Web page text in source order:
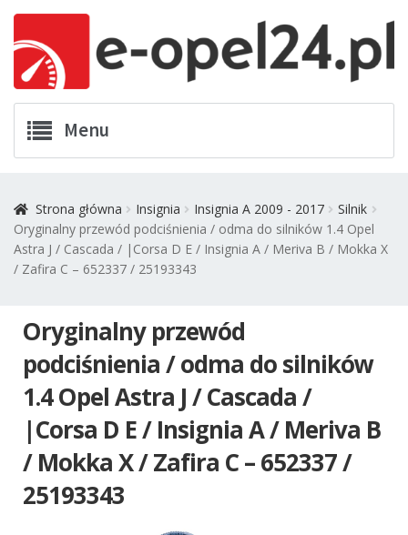
nawigacji
treści
Menu
Zamówienia
Koszyk
Promocje
Poradniki
Strona główna Insignia Insignia A 2009 - 2017
Silnik
Oryginalny przewód podciśnienia / odma do silników 1.4 Opel
Astra J / Cascada / |Corsa D E / Insignia A / Meriva B / Mokka X
/ Zafira C – 652337 / 25193343
Oryginalny przewód
podciśnienia / odma do silników
1.4 Opel Astra J / Cascada /
|Corsa D E / Insignia A / Meriva B
/ Mokka X / Zafira C – 652337 /
25193343